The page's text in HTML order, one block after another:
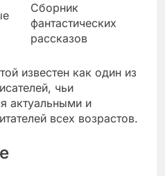
Сборник
фантастических
рассказов
известен как один из
чьи
актуальными и
всех возрастов.